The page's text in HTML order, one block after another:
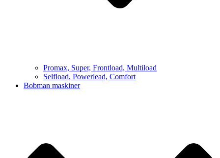
Promax, Super, Frontload, Multiload
Selfload, Powerlead, Comfort
Bobman maskiner